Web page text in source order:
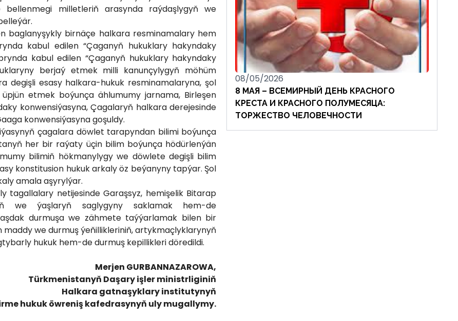
milletleriň arasynda raýdaşlygyň we
baglanyşykly birnäçe halkara resminamalary hem
kabul edilen “Çaganyň hukuklary hakyndaky
kabul edilen “Çaganyň hukuklary hakyndaky
berjaý etmek milli kanunçylygyň möhüm
degişli esasy halkara-hukuk resminamalaryna, şol
etmek boýunça ählumumy jarnama, Birleşen
konwensiýasyna, Çagalaryň halkara derejesinde
konwensiýasyna goşuldy.
çagalara döwlet tarapyndan bilimi boýunça
her bir raýaty üçin bilim boýunça hödürlenýän
bilimiň hökmanylygy we döwlete degişli bilim
konstitusion hukuk arkaly öz beýanyny tapýar. Şol
amala aşyrylýar.
tagallalary netijesinde Garaşsyz, hemişelik Bitarap
we ýaşlaryň saglygyny saklamak hem-de
durmuşa we zähmete taýýarlamak bilen bir
we durmuş ýeňillikleriniň, artykmaçlyklarynyň
hukuk hem-de durmuş kepillikleri döredildi.
Merjen GURBANNAZAROWA,
Türkmenistanyň Daşary işler ministrliginiň
Halkara gatnaşyklary institutynyň
hukuk öwreniş kafedrasynyň uly mugallymy.
08/05/2026
8 МАЯ – ВСЕМИРНЫЙ ДЕНЬ КРАСНОГО
КРЕСТА И КРАСНОГО ПОЛУМЕСЯЦА:
ТОРЖЕСТВО ЧЕЛОВЕЧНОСТИ